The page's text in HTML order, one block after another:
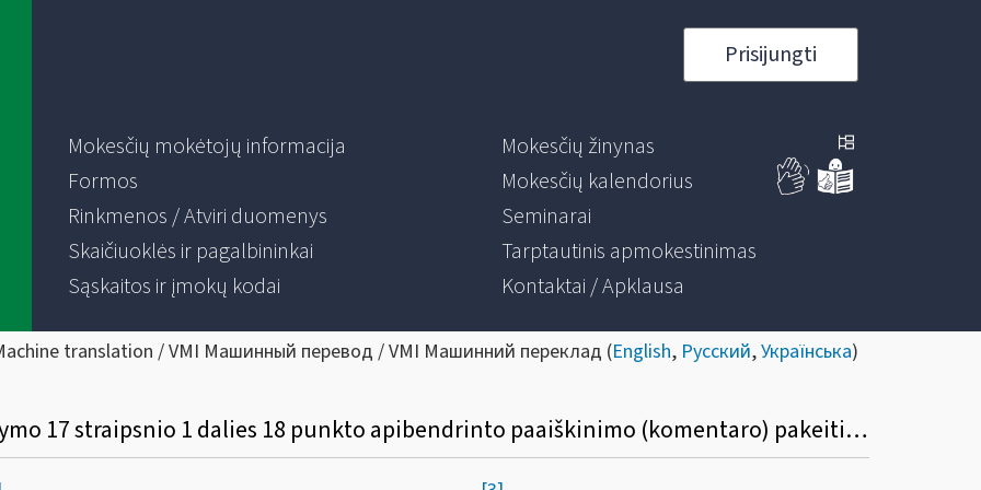
Prisijungti
Mokesčių mokėtojų informacija
Formos
Rinkmenos / Atviri duomenys
Skaičiuoklės ir pagalbininkai
Sąskaitos ir įmokų kodai
Mokesčių žinynas
Mokesčių kalendorius
Seminarai
Tarptautinis apmokestinimas
Kontaktai / Apklausa
translation / VMI Машинный перевод / VMI Машинний переклад (English, Русский,Українська)
Dėl Gyventojų pajamų mokesčio įstatymo 17 straipsnio 1 dalies 18 punkto apibendrinto paaiškinimo (komentaro) pakeitimo